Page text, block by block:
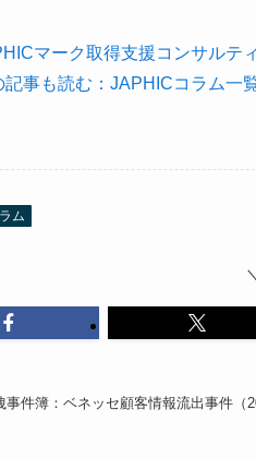
マーク取得支援コンサルテ
事も読む：JAPHICコラム一
ム
事件簿：ベネッセ顧客情報流出事件（